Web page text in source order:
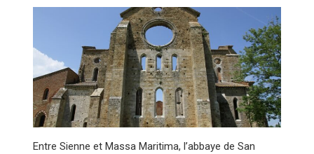
Entre Sienne et Massa Maritima, l’abbaye de San